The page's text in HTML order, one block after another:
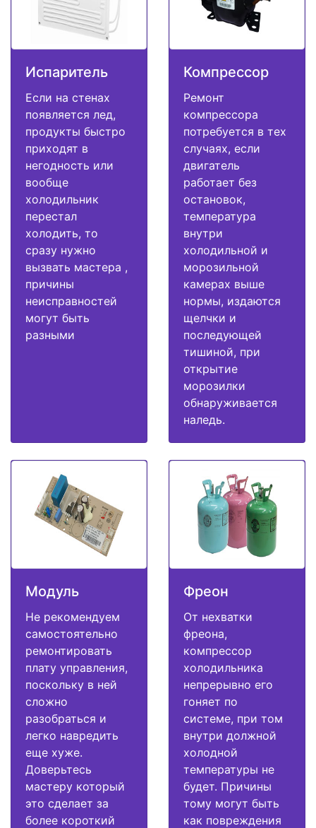
Испаритель
Если на стенах
появляется лед,
продукты быстро
приходят в
негодность или
вообще
холодильник
перестал
холодить, то
сразу нужно
вызвать мастера ,
причины
неисправностей
могут быть
разными
Компрессор
Ремонт
компрессора
потребуется в тех
случаях, если
двигатель
работает без
остановок,
температура
внутри
холодильной и
морозильной
камерах выше
нормы, издаются
щелчки и
последующей
тишиной, при
открытие
морозилки
обнаруживается
наледь.
Модуль
Не рекомендуем
самостоятельно
ремонтировать
плату управления,
поскольку в ней
сложно
разобраться и
легко навредить
еще хуже.
Доверьтесь
мастеру который
это сделает за
более короткий
Фреон
От нехватки
фреона,
компрессор
холодильника
непрерывно его
гоняет по
системе, при том
внутри должной
холодной
температуры не
будет. Причины
тому могут быть
как повреждения